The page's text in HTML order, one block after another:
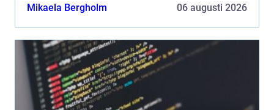
Mikaela Bergholm
06 augusti 2026